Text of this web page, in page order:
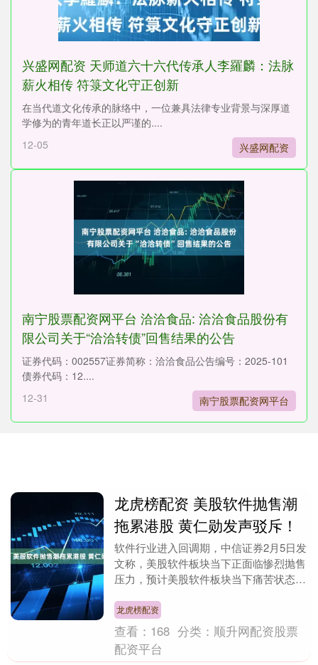
兴盛网配资 天师道六十六代传承人李羅麟：法脉
薪火相传 符箓文化守正创新
在当代道文化传承的脉络中，一位兼具法律专业背景与深厚道
学修为的青年道长正以严谨的....
12-05
兴盛网配资
南宁股票配资网平台 洽洽食品: 洽洽食品股份有
限公司关于“洽洽转债”回售结果的公告
证券代码：002557证券简称：洽洽食品公告编号：2025-101
债券代码：12....
12-31
南宁股票配资网平台
龙虎榜配资 美股软件抛售潮
拖累港股 黄仁勋发声驳斥！
软件行业进入回调期，中信证券2月5日发
文称，美股软件板块当下正面临惨烈抛售
压力，预计美股软件板块当下痛苦状态仍
SaaS、AI应用....
龙虎榜配资
查看： 168 分类： 顺升网配资股票
配资平台